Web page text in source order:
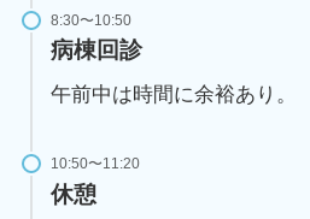
8:30〜10:50
病棟回診
午前中は時間に余裕あり。
10:50〜11:20
休憩